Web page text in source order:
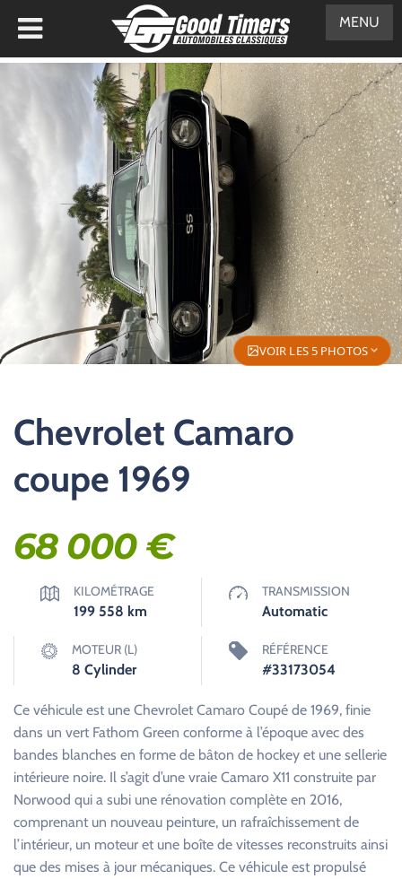
VOIR LES 5 PHOTOS
Chevrolet Camaro
coupe 1969
68 000€
KILOMÉTRAGE
199 558 km
TRANSMISSION
Automatic
MOTEUR (L)
8 Cylinder
RÉFÉRENCE
#33173054
Ce véhicule est une Chevrolet Camaro Coupé de 1969, finie
dans un vert Fathom Green conforme à l’époque avec des
bandes blanches en forme de bâton de hockey et une sellerie
intérieure noire. Il s’agit d’une vraie Camaro X11 construite par
Norwood qui a subi une rénovation complète en 2016,
comprenant un nouveau peinture, un rafraîchissement de
l’intérieur, un moteur et une boîte de vitesses reconstruits ainsi
que des mises à jour mécaniques. Ce véhicule est propulsé
MENU